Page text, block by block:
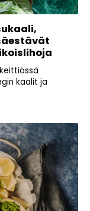
kaalit ja